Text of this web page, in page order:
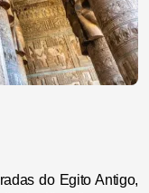
do Egito Antigo,